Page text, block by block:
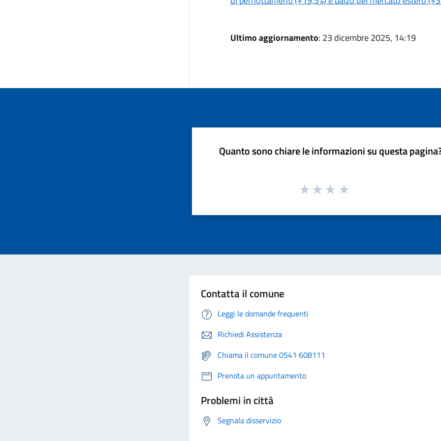
Ultimo aggiornamento: 23 dicembre 2025, 14:19
Quanto sono chiare le informazioni su questa
Contatta il comune
Leggi le domande frequenti
Richiedi Assistenza
Chiama il comune 0541 608111
Prenota un appuntamento
Problemi in città
Segnala disservizio